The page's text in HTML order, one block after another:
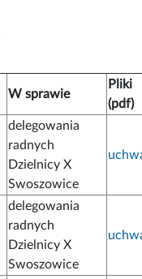
W sprawie
Pliki
(pdf)
delegowania
radnych
Dzielnicy X
Swoszowice
delegowania
radnych
Dzielnicy X
Swoszowice